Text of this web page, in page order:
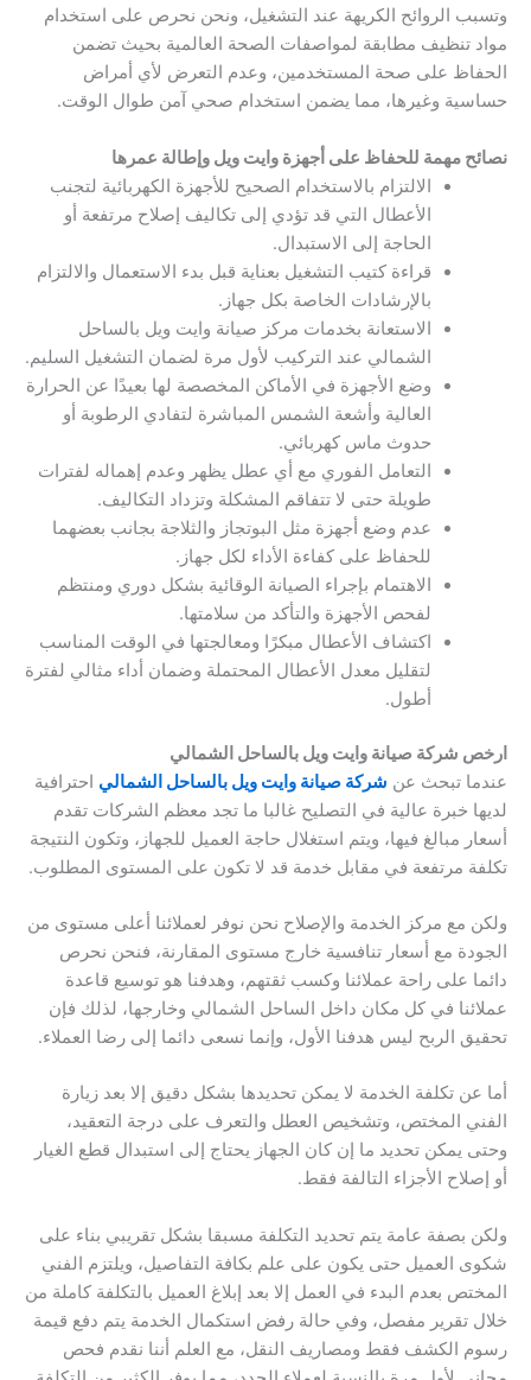
وتسبب الروائح الكريهة عند التشغيل، ونحن نحرص على استخدام
مواد تنظيف مطابقة لمواصفات الصحة العالمية بحيث تضمن
الحفاظ على صحة المستخدمين، وعدم التعرض لأي أمراض
حساسية وغيرها، مما يضمن استخدام صحي آمن طوال الوقت.
نصائح مهمة للحفاظ على أجهزة وايت ويل وإطالة عمرها
الالتزام بالاستخدام الصحيح للأجهزة الكهربائية لتجنب
الأعطال التي قد تؤدي إلى تكاليف إصلاح مرتفعة أو
الحاجة إلى الاستبدال.
قراءة كتيب التشغيل بعناية قبل بدء الاستعمال والالتزام
بالإرشادات الخاصة بكل جهاز.
الاستعانة بخدمات مركز صيانة وايت ويل بالساحل
الشمالي عند التركيب لأول مرة لضمان التشغيل السليم.
وضع الأجهزة في الأماكن المخصصة لها بعيدًا عن الحرارة
العالية وأشعة الشمس المباشرة لتفادي الرطوبة أو
حدوث ماس كهربائي.
التعامل الفوري مع أي عطل يظهر وعدم إهماله لفترات
طويلة حتى لا تتفاقم المشكلة وتزداد التكاليف.
عدم وضع أجهزة مثل البوتجاز والثلاجة بجانب بعضهما
للحفاظ على كفاءة الأداء لكل جهاز.
الاهتمام بإجراء الصيانة الوقائية بشكل دوري ومنتظم
لفحص الأجهزة والتأكد من سلامتها.
اكتشاف الأعطال مبكرًا ومعالجتها في الوقت المناسب
لتقليل معدل الأعطال المحتملة وضمان أداء مثالي لفترة
أطول.
ارخص شركة صيانة وايت ويل بالساحل الشمالي
عندما تبحث عن شركة صيانة وايت ويل بالساحل الشمالي احترافية
لديها خبرة عالية في التصليح غالبا ما تجد معظم الشركات تقدم
أسعار مبالغ فيها، ويتم استغلال حاجة العميل للجهاز، وتكون النتيجة
تكلفة مرتفعة في مقابل خدمة قد لا تكون على المستوى المطلوب.
ولكن مع مركز الخدمة والإصلاح نحن نوفر لعملائنا أعلى مستوى من
الجودة مع أسعار تنافسية خارج مستوى المقارنة، فنحن نحرص
دائما على راحة عملائنا وكسب ثقتهم، وهدفنا هو توسيع قاعدة
عملائنا في كل مكان داخل الساحل الشمالي وخارجها، لذلك فإن
تحقيق الربح ليس هدفنا الأول، وإنما نسعى دائما إلى رضا العملاء.
أما عن تكلفة الخدمة لا يمكن تحديدها بشكل دقيق إلا بعد زيارة
الفني المختص، وتشخيص العطل والتعرف على درجة التعقيد،
وحتى يمكن تحديد ما إن كان الجهاز يحتاج إلى استبدال قطع الغيار
أو إصلاح الأجزاء التالفة فقط.
ولكن بصفة عامة يتم تحديد التكلفة مسبقا بشكل تقريبي بناء على
شكوى العميل حتى يكون على علم بكافة التفاصيل، ويلتزم الفني
المختص بعدم البدء في العمل إلا بعد إبلاغ العميل بالتكلفة كاملة من
خلال تقرير مفصل، وفي حالة رفض استكمال الخدمة يتم دفع قيمة
رسوم الكشف فقط ومصاريف النقل، مع العلم أننا نقدم فحص